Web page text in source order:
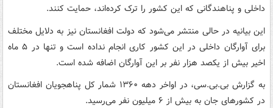
داخلی و پناهندگانی که این کشور را ترک کرده‌اند، حمایت کنند.
این بیانیه در حالی منتشر می‌شود که دولت افغانستان نیز به دلایل مختلف
برای آوارگان داخلی در این کشور کاری انجام نداده است و تنها در ۵ ماه
اخیر بیش از یکصد هزار نفر بر این آوارگان اضافه شده است.
به گزارش بی.بی.سی، در اواخر دهه ۱۳۶۰ شمار کل پناهجویان افغانستان
در کشورهای جان به بیش از ۶ میلیون نفر می‌رسید.